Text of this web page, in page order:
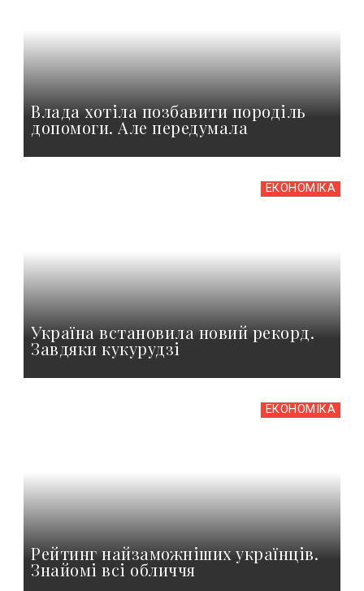
Влада хотіла позбавити породіль
допомоги. Але передумала
ЕКОНОМІКА
Україна встановила новий рекорд.
Завдяки кукурудзі
ЕКОНОМІКА
Рейтинг найзаможніших українців.
Знайомі всі обличчя